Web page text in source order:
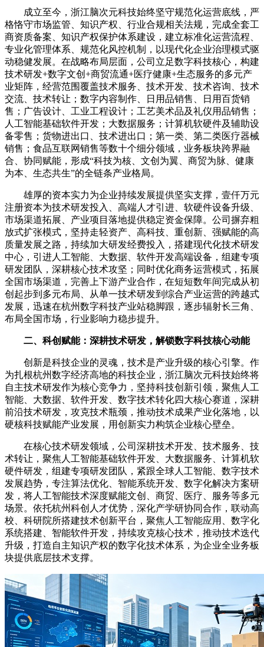
成立至今，浙江脑次元科技始终坚守规范化运营底线，严
格恪守市场监管、知识产权、行业合规相关法规，完成全套工
商资质备案、知识产权保护体系建设，建立标准化运营流程、
专业化管理体系、规范化风控机制，以现代化企业治理模式驱
动稳健发展。在战略布局层面，公司立足数字科技核心，构建
技术研发+数字文创+商贸流通+医疗健康+生态服务的多元产
业矩阵，经营范围覆盖技术服务、技术开发、技术咨询、技术
交流、技术转让；数字内容制作、日用品销售、日用百货销
售；广告设计、工业工程设计；工艺美术品及礼仪用品销售；
人工智能基础软件开发；大数据服务；计算机软硬件及辅助设
备零售；货物进出口、技术进出口；第一类、第二类医疗器械
销售；食品互联网销售等数十个细分领域，业务板块跨界融
合、协同赋能，形成“科技为核、文创为翼、商贸为脉、健康
为本、生态共生”的全链条产业格局。
雄厚的资本实力为企业持续发展提供坚实支撑，壹仟万元
注册资本为技术研发投入、高端人才引进、软硬件设备升级、
市场渠道拓展、产业项目落地提供稳定资金保障。公司摒弃粗
放式扩张模式，坚持走轻资产、高科技、重创新、强赋能的高
质量发展之路，持续加大研发经费投入，搭建现代化技术研发
中心，引进人工智能、大数据、软件开发高端设备，组建专项
研发团队，深耕核心技术攻坚；同时优化商务运营模式，拓展
全国市场渠道，完善上下游产业合作，在短短数年间完成从初
创起步到多元布局、从单一技术研发到综合产业运营的跨越式
发展，迅速在杭州数字科技产业站稳脚跟，逐步辐射长三角、
布局全国市场，行业影响力稳步提升。
二、科创赋能：深耕技术研发，解锁数字科技核心动能
创新是科技企业的灵魂，技术是产业升级的核心引擎。作
为扎根杭州数字经济高地的科技企业，浙江脑次元科技始终将
自主技术研发作为核心竞争力，坚持科技创新引领，聚焦人工
智能、大数据、软件开发、数字技术转化四大核心赛道，深耕
前沿技术研发，攻克技术瓶颈，推动技术成果产业化落地，以
硬核科技赋能产业发展，用创新实力构筑企业核心壁垒。
在核心技术研发领域，公司深耕技术开发、技术服务、技
术转让，聚焦人工智能基础软件开发、大数据服务、计算机软
硬件研发，组建专项研发团队，紧跟全球人工智能、数字技术
发展趋势，专注算法优化、智能系统开发、数字化解决方案研
发，将人工智能技术深度赋能文创、商贸、医疗、服务等多元
场景。依托杭州科创人才优势，深化产学研协同合作，联动高
校、科研院所搭建技术创新平台，聚焦人工智能应用、数字化
系统搭建、智能软件开发，持续攻克核心技术，推动技术迭代
升级，打造自主知识产权的数字化技术体系，为企业全业务板
块提供底层技术支撑。